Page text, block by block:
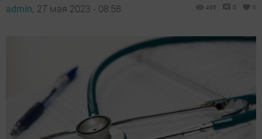
admin, 27 мая 2023 - 08:58 495 0 0